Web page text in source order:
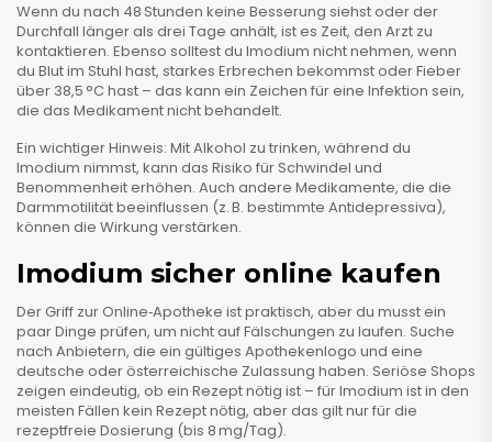
Wenn du nach 48 Stunden keine Besserung siehst oder der
Durchfall länger als drei Tage anhält, ist es Zeit, den Arzt zu
kontaktieren. Ebenso solltest du Imodium nicht nehmen, wenn
du Blut im Stuhl hast, starkes Erbrechen bekommst oder Fieber
über 38,5 °C hast – das kann ein Zeichen für eine Infektion sein,
die das Medikament nicht behandelt.
Ein wichtiger Hinweis: Mit Alkohol zu trinken, während du
Imodium nimmst, kann das Risiko für Schwindel und
Benommenheit erhöhen. Auch andere Medikamente, die die
Darmmotilität beeinflussen (z. B. bestimmte Antidepressiva),
können die Wirkung verstärken.
Imodium sicher online kaufen
Der Griff zur Online‑Apotheke ist praktisch, aber du musst ein
paar Dinge prüfen, um nicht auf Fälschungen zu laufen. Suche
nach Anbietern, die ein gültiges Apothekenlogo und eine
deutsche oder österreichische Zulassung haben. Seriöse Shops
zeigen eindeutig, ob ein Rezept nötig ist – für Imodium ist in den
meisten Fällen kein Rezept nötig, aber das gilt nur für die
rezeptfreie Dosierung (bis 8 mg/Tag).